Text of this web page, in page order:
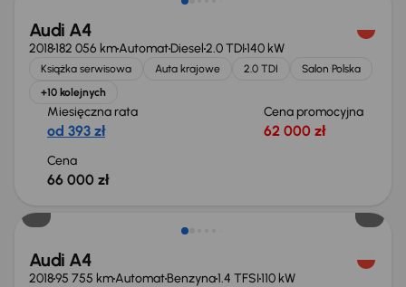
Audi A4
2018182 056 kmAutomatDiesel2.0 TDI140 kW
Książka serwisowa Auta krajowe 2.0 TDI
Salon Polska
+10 kolejnych
Miesięczna rata
od 393 zł
Cena promocyjna
62 000 zł
Cena
66 000 zł
Możliwość odliczenia VAT
Audi A4
201895 755 kmAutomatBenzyna1.4 TFSI110 kW